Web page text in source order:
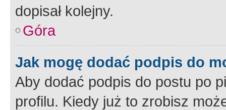
dopisał kolejny.
Góra
Jak mogę dodać podpis do
Aby dodać podpis do postu po
profilu. Kiedy już to zrobisz